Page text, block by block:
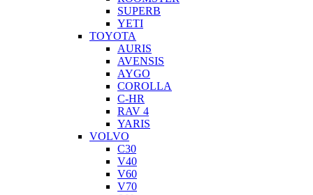
SUPERB
YETI
TOYOTA
AURIS
AVENSIS
AYGO
COROLLA
C-HR
RAV 4
YARIS
VOLVO
C30
V40
V60
V70